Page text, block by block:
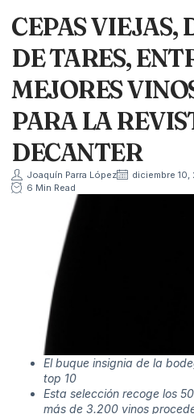
CEPAS VIEJAS,
DE TARES,
MEJORES
PARA LA
DECANTER
Joaquín Parra López diciembre 10,
6 Min Read
El buque insignia de la
top 10
Esta selección recoge los
más de 3.200 vinos